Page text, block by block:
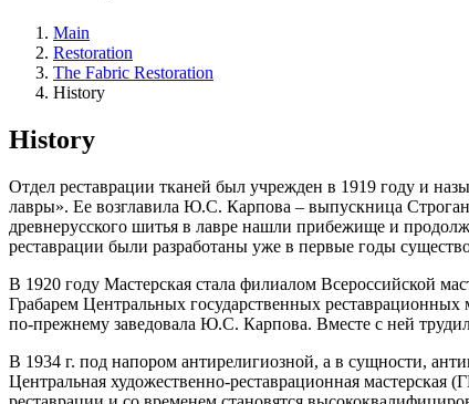
Main
Restoration
The Fabric Restoration
History
History
Отдел реставрации тканей был учрежден в 1919 году и
лавры». Ее возглавила Ю.С. Карпова – выпускница
древнерусского шитья в лавре нашли прибежище и
реставрации были разработаны уже в первые годы
В 1920 году Мастерская стала филиалом Всероссийской
Грабарем Центральных государственных
по-прежнему заведовала Ю.С. Карпова. Вместе с ней
В 1934 г. под напором антирелигиозной, а в сущности,
Центральная художественно-реставрационная